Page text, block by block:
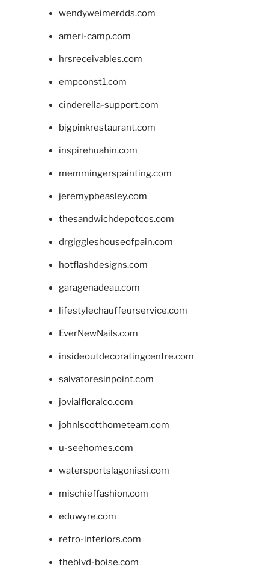
wendyweimerdds.com
ameri-camp.com
hrsreceivables.com
empconst1.com
cinderella-support.com
bigpinkrestaurant.com
inspirehuahin.com
memmingerspainting.com
jeremypbeasley.com
thesandwichdepotcos.com
drgiggleshouseofpain.com
hotflashdesigns.com
garagenadeau.com
lifestylechauffeurservice.com
EverNewNails.com
insideoutdecoratingcentre.com
salvatoresinpoint.com
jovialfloralco.com
johnlscotthometeam.com
u-seehomes.com
watersportslagonissi.com
mischieffashion.com
eduwyre.com
retro-interiors.com
theblvd-boise.com